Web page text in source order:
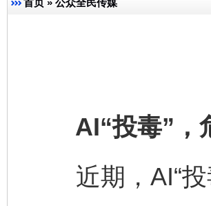
首页 » 公众全民传媒
AI“投毒”，
近期，AI“投